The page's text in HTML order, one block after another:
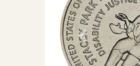
Previous